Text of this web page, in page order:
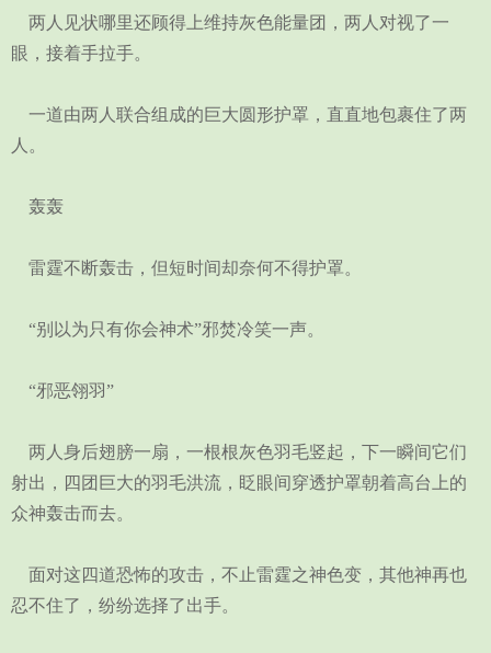
两人见状哪里还顾得上维持灰色能量团，两人对视了一
眼，接着手拉手。
一道由两人联合组成的巨大圆形护罩，直直地包裹住了两
人。
轰轰
雷霆不断轰击，但短时间却奈何不得护罩。
“别以为只有你会神术”邪焚冷笑一声。
“邪恶翎羽”
两人身后翅膀一扇，一根根灰色羽毛竖起，下一瞬间它们
射出，四团巨大的羽毛洪流，眨眼间穿透护罩朝着高台上的
众神轰击而去。
面对这四道恐怖的攻击，不止雷霆之神色变，其他神再也
忍不住了，纷纷选择了出手。